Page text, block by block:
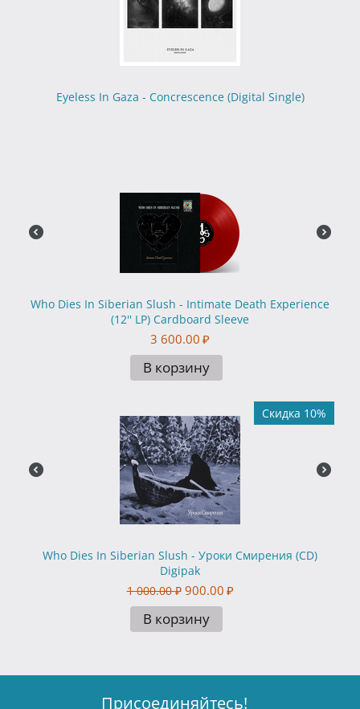
Eyeless In Gaza - Concrescence (Digital Single)
Who Dies In Siberian Slush - Intimate Death Experience
(12'' LP) Cardboard Sleeve
3 600.00 ₽
В корзину
Скидка 10%
Who Dies In Siberian Slush - Уроки Смирения (CD)
Digipak
1 000.00 ₽ 900.00 ₽
В корзину
Присоединяйтесь!